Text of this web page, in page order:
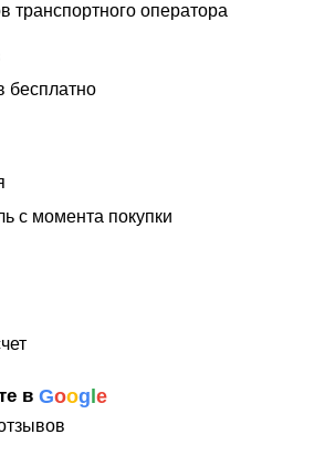
транспортного оператора
бесплатно
с момента покупки
в Goog e